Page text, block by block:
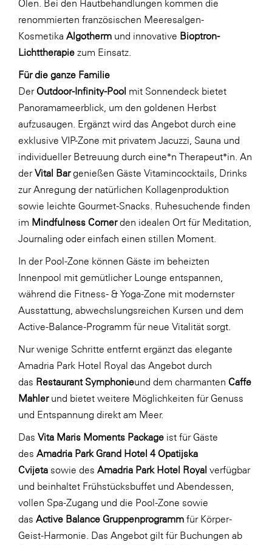
WKS Fachgruppe Finanzdienstleister
WK UBIT
Media
Ölen. Bei den Hautbehandlungen kommen die
renommierten französischen Meeresalgen-
Kosmetika Algotherm und innovative Bioptron-
Lichttherapie zum Einsatz.
Für die ganze Familie
DerOutdoor-Infinity-Pool mit Sonnendeck bietet
Panoramameerblick, um den goldenen Herbst
aufzusaugen. Ergänzt wird das Angebot durch eine
exklusive VIP-Zone mit privatem Jacuzzi, Sauna und
individueller Betreuung durch eine*n Therapeut*in. An
derVital Bargenießen Gäste Vitamincocktails, Drinks
zur Anregung der natürlichen Kollagenproduktion
sowie leichte Gourmet-Snacks. Ruhesuchende finden
im Mindfulness Cornerden idealen Ort für Meditation,
Journaling oder einfach einen stillen Moment.
In der Pool-Zone können Gäste im beheizten
Innenpool mit gemütlicher Lounge entspannen,
während die Fitness- & Yoga-Zone mit modernster
Ausstattung, abwechslungsreichen Kursen und dem
Active-Balance-Programm für neue Vitalität sorgt.
Nur wenige Schritte entfernt ergänzt das elegante
Amadria Park Hotel Royal das Angebot durch
das Restaurant Symphonieund dem charmanten Caffe
Mahlerund bietet weitere Möglichkeiten für Genuss
und Entspannung direkt am Meer.
Das Vita Maris Moments Package ist für Gäste
des Amadria Park Grand Hotel 4 Opatijska
Cvijeta sowie des Amadria Park Hotel Royal verfügbar
und beinhaltet Frühstücksbuffet und Abendessen,
vollen Spa-Zugang und die Pool-Zone sowie
das Active Balance Gruppenprogramm für Körper-
Geist-Harmonie. Das Angebot gilt für Buchungen ab